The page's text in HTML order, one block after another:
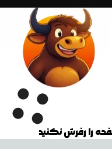
را رفرش نکنید